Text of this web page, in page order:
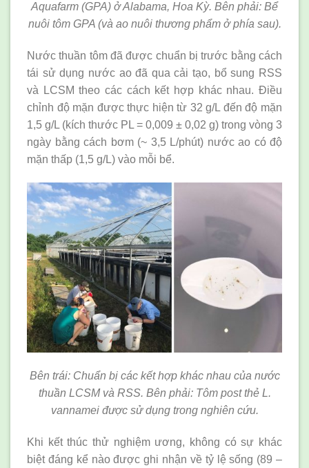
Aquafarm (GPA) ở Alabama, Hoa Kỳ. Bên phải: Bể
nuôi tôm GPA (và ao nuôi thương phẩm ở phía sau).
Nước thuần tôm đã được chuẩn bị trước bằng cách
tái sử dụng nước ao đã qua cải tạo, bổ sung RSS
và LCSM theo các cách kết hợp khác nhau. Điều
chỉnh độ mặn được thực hiện từ 32 g/L đến độ mặn
1,5 g/L (kích thước PL = 0,009 ± 0,02 g) trong vòng 3
ngày bằng cách bơm (~ 3,5 L/phút) nước ao có độ
mặn thấp (1,5 g/L) vào mỗi bể.
Bên trái: Chuẩn bị các kết hợp khác nhau của nước
thuần LCSM và RSS. Bên phải: Tôm post thẻ L.
vannamei được sử dụng trong nghiên cứu.
Khi kết thúc thử nghiệm ương, không có sự khác
biệt đáng kể nào được ghi nhận về tỷ lệ sống (89 –